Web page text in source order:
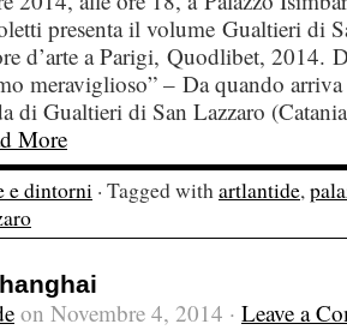
presenta il volume Gualtieri di
d’arte a Parigi, Quodlibet, 2014.
meraviglioso” – Da quando
di Gualtieri di San Lazzaro
More
e dintorni · Tagged withartlantide,
on Novembre 4, 2014 · Leave a